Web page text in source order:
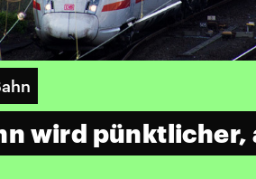
wird pünktlicher,